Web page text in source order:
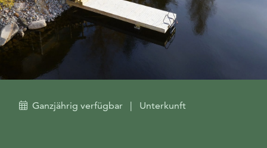
Ganzjährig verfügbar | Unterkunft